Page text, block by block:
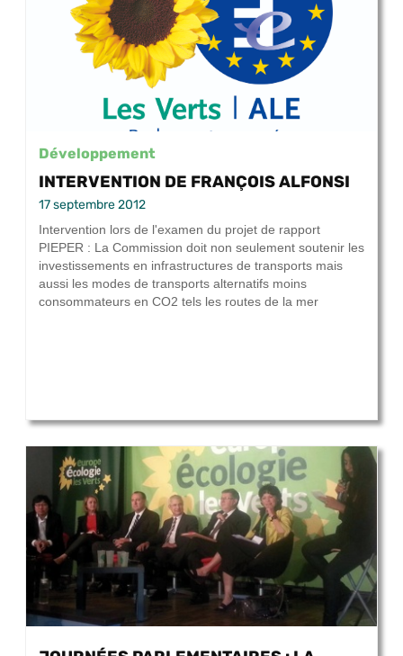
Développement
INTERVENTION DE FRANÇOIS ALFONSI
17 septembre 2012
Intervention lors de l'examen du projet de rapport
PIEPER : La Commission doit non seulement soutenir les
investissements en infrastructures de transports mais
aussi les modes de transports alternatifs moins
consommateurs en CO2 tels les routes de la mer